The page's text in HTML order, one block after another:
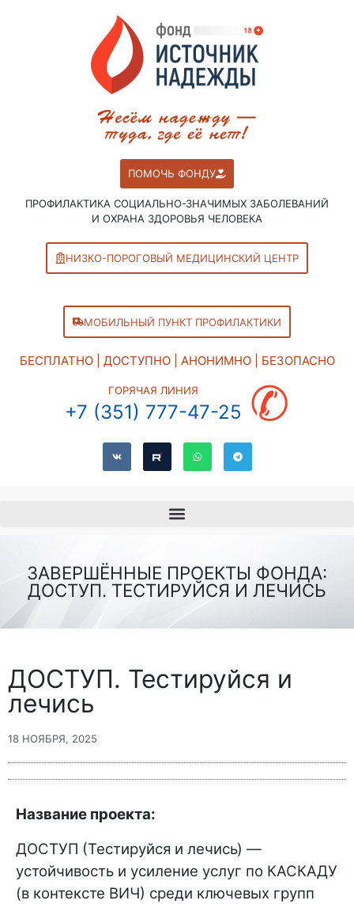
ПОМОЧЬ ФОНДУ
ПРОФИЛАКТИКА СОЦИАЛЬНО-ЗНАЧИМЫХ ЗАБОЛЕВАНИЙ
И ОХРАНА ЗДОРОВЬЯ ЧЕЛОВЕКА
НИЗКО-ПОРОГОВЫЙ МЕДИЦИНСКИЙ ЦЕНТР
МОБИЛЬНЫЙ ПУНКТ ПРОФИЛАКТИКИ
БЕСПЛАТНО | ДОСТУПНО | АНОНИМНО | БЕЗОПАСНО
ГОРЯЧАЯ ЛИНИЯ
+7 (351) 777-47-25 ✆
ЗАВЕРШЁННЫЕ ПРОЕКТЫ ФОНДА:
ДОСТУП. ТЕСТИРУЙСЯ И ЛЕЧИСЬ
ДОСТУП. Тестируйся и
лечись
18 НОЯБРЯ, 2025
Название проекта:
ДОСТУП (Тестируйся и лечись) —
устойчивость и усиление услуг по КАСКАДУ
(в контексте ВИЧ) среди ключевых групп